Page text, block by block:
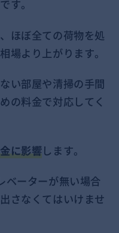
す。
ほぼ全ての荷物を処
場より上がります。
い部屋や清掃の手間
の料金で対応してく
に影響します。
ベーターが無い場合
さなくてはいけませ